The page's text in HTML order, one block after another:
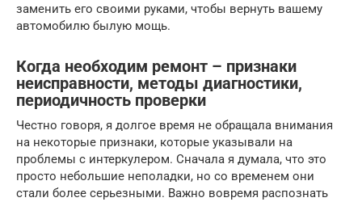
заменить его своими руками, чтобы вернуть вашему
автомобилю былую мощь.
Когда необходим ремонт – признаки
неисправности, методы диагностики,
периодичность проверки
Честно говоря, я долгое время не обращала внимания
на некоторые признаки, которые указывали на
проблемы с интеркулером. Сначала я думала, что это
просто небольшие неполадки, но со временем они
стали более серьезными. Важно вовремя распознать